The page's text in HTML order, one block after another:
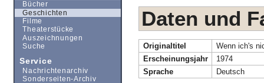
Daten und
Originaltitel
Wenn ich's
Erscheinungsjahr
1974
Sprache
Deutsch
Bücher
Geschichten
Filme
Theaterstücke
Auszeichnungen
Suche
Service
Nachrichtenarchiv
Sonderseiten-Archiv